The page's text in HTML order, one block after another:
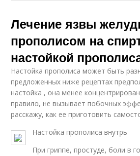
Лечение язвы
прополисом на
настойкой
Настойка прополиса может быть
предложенных ниже рецептах
настойка , она менее
правило, не вызывает побочных
расскажу, как ее приготовить
Настойка прополиса внутрь
При гриппе, простуде, боли в